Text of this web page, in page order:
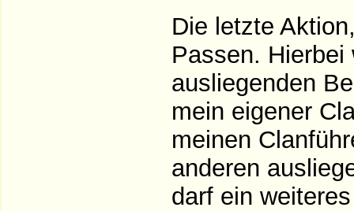
Die letzte
Passen.
ausliegenden
mein eigener
meinen
anderen
darf ein